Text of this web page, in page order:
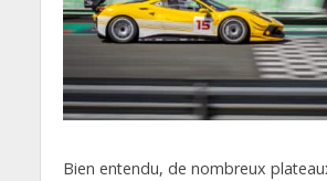
Bien entendu, de nombreux